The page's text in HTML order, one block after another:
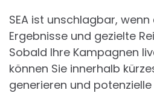
SEA ist unschlagbar,
Ergebnisse und gezielte
Sobald Ihre Kampagnen
können Sie innerhalb
generieren und